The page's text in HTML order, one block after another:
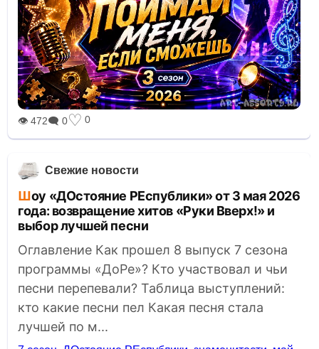
👁 472🗨 0♡ 0
Свежие новости
Шоу «ДОстояние РЕспублики» от 3 мая 2026
года: возвращение хитов «Руки Вверх!» и
выбор лучшей песни
Оглавление Как прошел 8 выпуск 7 сезона
программы «ДоРе»? Кто участвовал и чьи
песни перепевали? Таблица выступлений:
кто какие песни пел Какая песня стала
лучшей по м...